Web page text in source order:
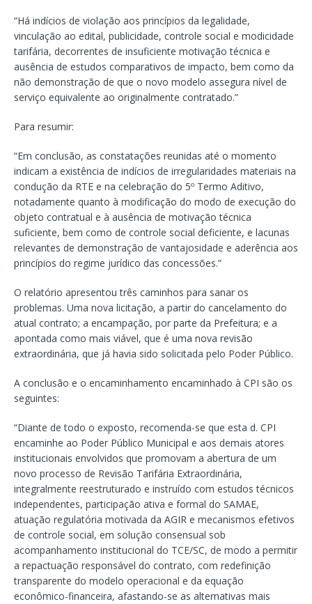
“Há indícios de violação aos princípios da legalidade,
vinculação ao edital, publicidade, controle social e modicidade
tarifária, decorrentes de insuficiente motivação técnica e
ausência de estudos comparativos de impacto, bem como da
não demonstração de que o novo modelo assegura nível de
serviço equivalente ao originalmente contratado.”
Para resumir:
“Em conclusão, as constatações reunidas até o momento
indicam a existência de indícios de irregularidades materiais na
condução da RTE e na celebração do 5º Termo Aditivo,
notadamente quanto à modificação do modo de execução do
objeto contratual e à ausência de motivação técnica
suficiente, bem como de controle social deficiente, e lacunas
relevantes de demonstração de vantajosidade e aderência aos
princípios do regime jurídico das concessões.”
O relatório apresentou três caminhos para sanar os
problemas. Uma nova licitação, a partir do cancelamento do
atual contrato; a encampação, por parte da Prefeitura; e a
apontada como mais viável, que é uma nova revisão
extraordinária, que já havia sido solicitada pelo Poder Público.
A conclusão e o encaminhamento encaminhado à CPI são os
seguintes:
“Diante de todo o exposto, recomenda-se que esta d. CPI
encaminhe ao Poder Público Municipal e aos demais atores
institucionais envolvidos que promovam a abertura de um
novo processo de Revisão Tarifária Extraordinária,
integralmente reestruturado e instruído com estudos técnicos
independentes, participação ativa e formal do SAMAE,
atuação regulatória motivada da AGIR e mecanismos efetivos
de controle social, em solução consensual sob
acompanhamento institucional do TCE/SC, de modo a permitir
a repactuação responsável do contrato, com redefinição
transparente do modelo operacional e da equação
econômico-financeira, afastando-se as alternativas mais